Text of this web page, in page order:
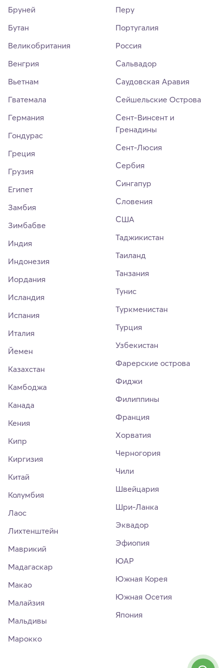
Бруней
Бутан
Великобритания
Венгрия
Вьетнам
Гватемала
Германия
Гондурас
Греция
Грузия
Египет
Замбия
Зимбабве
Индия
Индонезия
Иордания
Исландия
Испания
Италия
Йемен
Казахстан
Камбоджа
Канада
Кения
Кипр
Киргизия
Китай
Колумбия
Лаос
Лихтенштейн
Маврикий
Мадагаскар
Макао
Малайзия
Мальдивы
Марокко
Перу
Португалия
Россия
Сальвадор
Саудовская Аравия
Сейшельские Острова
Сент-Винсент и
Гренадины
Сент-Люсия
Сербия
Сингапур
Словения
США
Таджикистан
Таиланд
Танзания
Тунис
Туркменистан
Турция
Узбекистан
Фарерские острова
Фиджи
Филиппины
Франция
Хорватия
Черногория
Чили
Швейцария
Шри-Ланка
Эквадор
Эфиопия
ЮАР
Южная Корея
Южная Осетия
Япония